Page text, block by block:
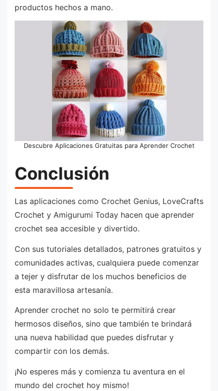
productos hechos a mano.
Descubre Aplicaciones Gratuitas para Aprender Crochet
Conclusión
Las aplicaciones como Crochet Genius, LoveCrafts
Crochet y Amigurumi Today hacen que aprender
crochet sea accesible y divertido.
Con sus tutoriales detallados, patrones gratuitos y
comunidades activas, cualquiera puede comenzar
a tejer y disfrutar de los muchos beneficios de
esta maravillosa artesanía.
Aprender crochet no solo te permitirá crear
hermosos diseños, sino que también te brindará
una nueva habilidad que puedes disfrutar y
compartir con los demás.
¡No esperes más y comienza tu aventura en el
mundo del crochet hoy mismo!